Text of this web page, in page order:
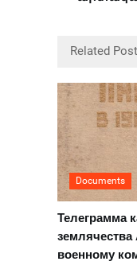
Related
Documents
Телеграмма
военному